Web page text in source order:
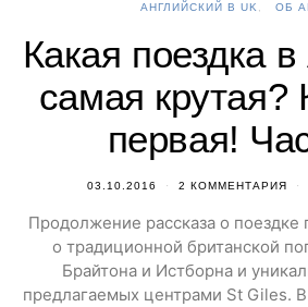
АНГЛИЙСКИЙ В UK ОБ
Какая поездка
самая крутая?
первая!
03.10.2016 2 КОММЕНТАРИЯ
Продолжение рассказа о
о традиционной британской
Брайтона и Истборна и
предлагаемых центрами St Giles.